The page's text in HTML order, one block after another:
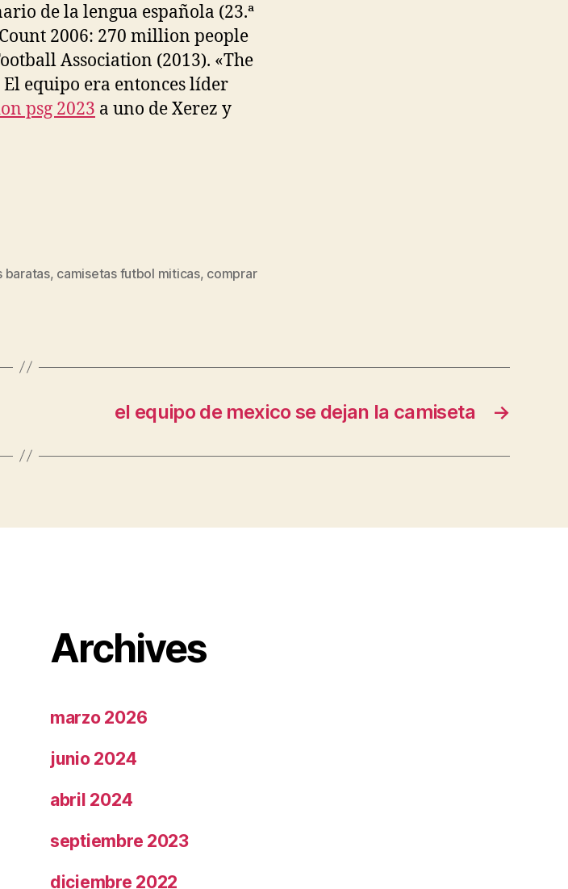
de la lengua española (23.ª
2006: 270 million people
Association (2013). «The
El equipo era entonces líder
psg 2023 a uno de Xerez y
baratas, camisetas futbol miticas, comprar
→
el equipo de mexico se dejan la camiseta
Archives
marzo 2026
junio 2024
abril 2024
septiembre 2023
diciembre 2022